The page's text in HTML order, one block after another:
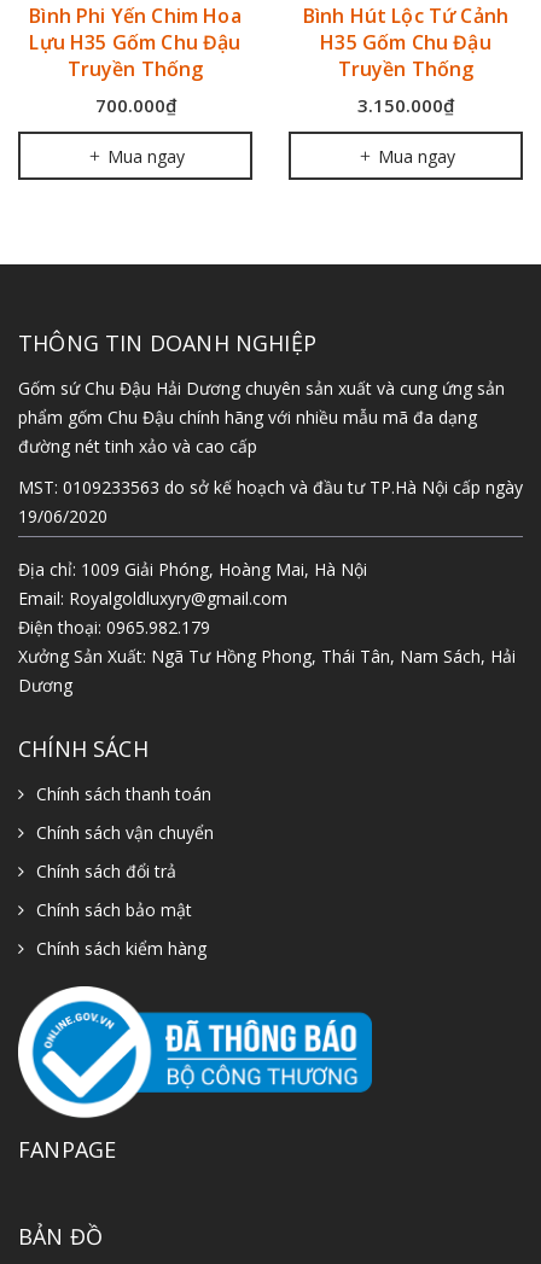
Bình Phi Yến Chim Hoa
Lựu H35 Gốm Chu Đậu
Truyền Thống
700.000₫
Mua ngay
Bình Hút Lộc Tứ Cảnh
H35 Gốm Chu Đậu
Truyền Thống
3.150.000₫
Mua ngay
THÔNG TIN DOANH NGHIỆP
Gốm sứ Chu Đậu Hải Dương chuyên sản xuất và cung ứng sản
phẩm gốm Chu Đậu chính hãng với nhiều mẫu mã đa dạng
đường nét tinh xảo và cao cấp
MST: 0109233563 do sở kế hoạch và đầu tư TP.Hà Nội cấp ngày
19/06/2020
Địa chỉ: 1009 Giải Phóng, Hoàng Mai, Hà Nội
Email: Royalgoldluxyry@gmail.com
Điện thoại: 0965.982.179
Xưởng Sản Xuất: Ngã Tư Hồng Phong, Thái Tân, Nam Sách, Hải
Dương
CHÍNH SÁCH
Chính sách thanh toán
Chính sách vận chuyển
Chính sách đổi trả
Chính sách bảo mật
Chính sách kiểm hàng
FANPAGE
BẢN ĐỒ